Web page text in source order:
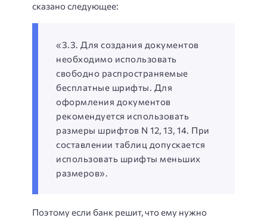
сказано следующее:
«3.3. Для создания документов
необходимо использовать
свободно распространяемые
бесплатные шрифты. Для
оформления документов
рекомендуется использовать
размеры шрифтов N 12, 13, 14. При
составлении таблиц допускается
использовать шрифты меньших
размеров».
Поэтому если банк решит, что ему нужно